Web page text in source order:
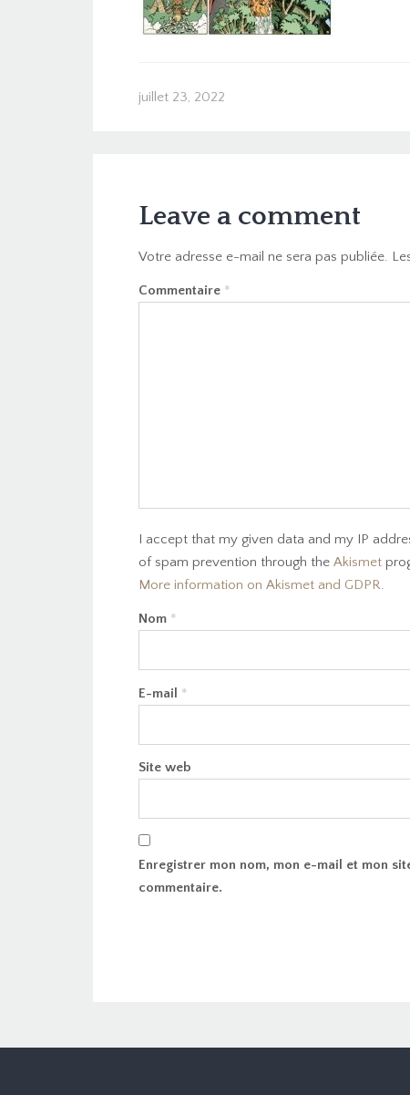
juillet 23, 2022
Leave a comment
Votre adresse e-mail ne sera pas publiée.
Commentaire *
I accept that my given data and my IP
of spam prevention through the Akismet
More information on Akismet and GDPR.
Nom *
E-mail *
Site web
Enregistrer mon nom, mon e-mail et mon
commentaire.